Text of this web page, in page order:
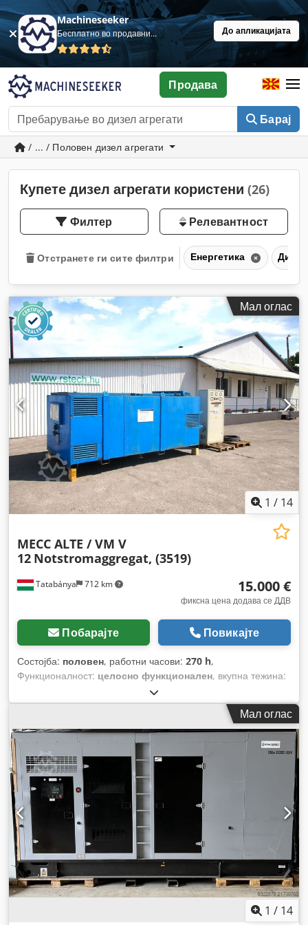
Machineseeker
Бесплатно во продавница До апликацијата
Барај
Продава
/ ... / Половен дизел агрегати
Купете дизел агрегати користени (26)
Филтер Релевантност
Отстранете ги сите филтри Енергетика
Мал оглас
1 / 14
Tatabánya 712 km
MECC ALTE / VM V
12 Notstromaggregat, (3519)
15.000 €
фиксна цена додава се ДДВ
Побарајте Повикајте
Состојба: половен, работни часови: 270 h,
Функционалност: целосно функционален, вкупна тежина:
, номинална (привидна) моќ:
ладење:воздух,
Мал оглас
1 / 14